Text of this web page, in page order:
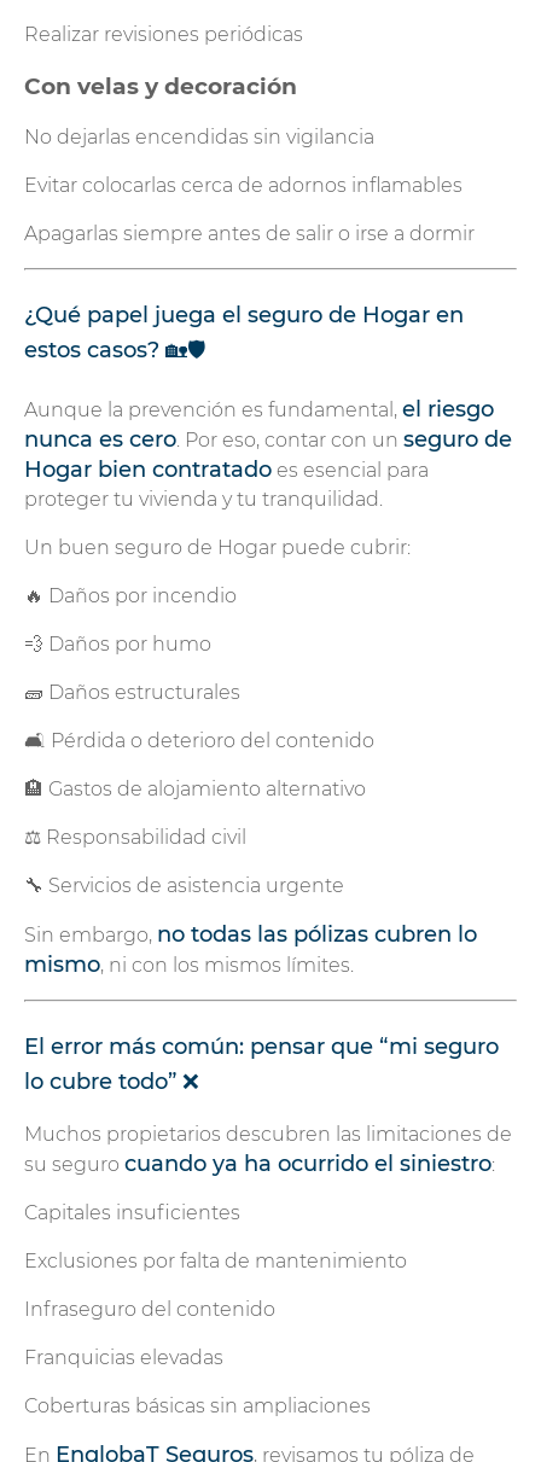
Realizar revisiones periódicas
Con velas y decoración
No dejarlas encendidas sin vigilancia
Evitar colocarlas cerca de adornos inflamables
Apagarlas siempre antes de salir o irse a dormir
¿Qué papel juega el seguro de Hogar en
estos casos? 🏡🛡️
Aunque la prevención es fundamental, el riesgo
nunca es cero . Por eso, contar con un seguro de
Hogar bien contratado es esencial para
proteger tu vivienda y tu tranquilidad.
Un buen seguro de Hogar puede cubrir:
🔥 Daños por incendio
💨 Daños por humo
🧱 Daños estructurales
🛋️ Pérdida o deterioro del contenido
🏨 Gastos de alojamiento alternativo
⚖️ Responsabilidad civil
🔧 Servicios de asistencia urgente
Sin embargo, no todas las pólizas cubren lo
mismo, ni con los mismos límites.
El error más común: pensar que “mi seguro
lo cubre todo” ❌
Muchos propietarios descubren las limitaciones de
su seguro cuando ya ha ocurrido el siniestro:
Capitales insuficientes
Exclusiones por falta de mantenimiento
Infraseguro del contenido
Franquicias elevadas
Coberturas básicas sin ampliaciones
En EnglobaT Seguros, revisamos tu póliza de